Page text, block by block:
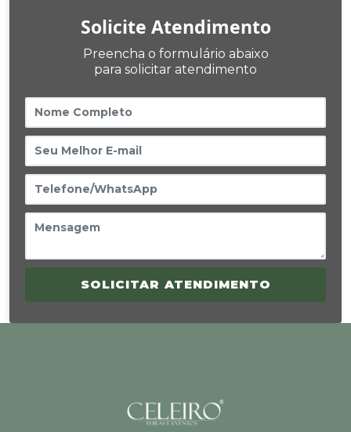
Solicite Atendimento
Preencha o formulário abaixo
para solicitar atendimento
SOLICITAR ATENDIMENTO